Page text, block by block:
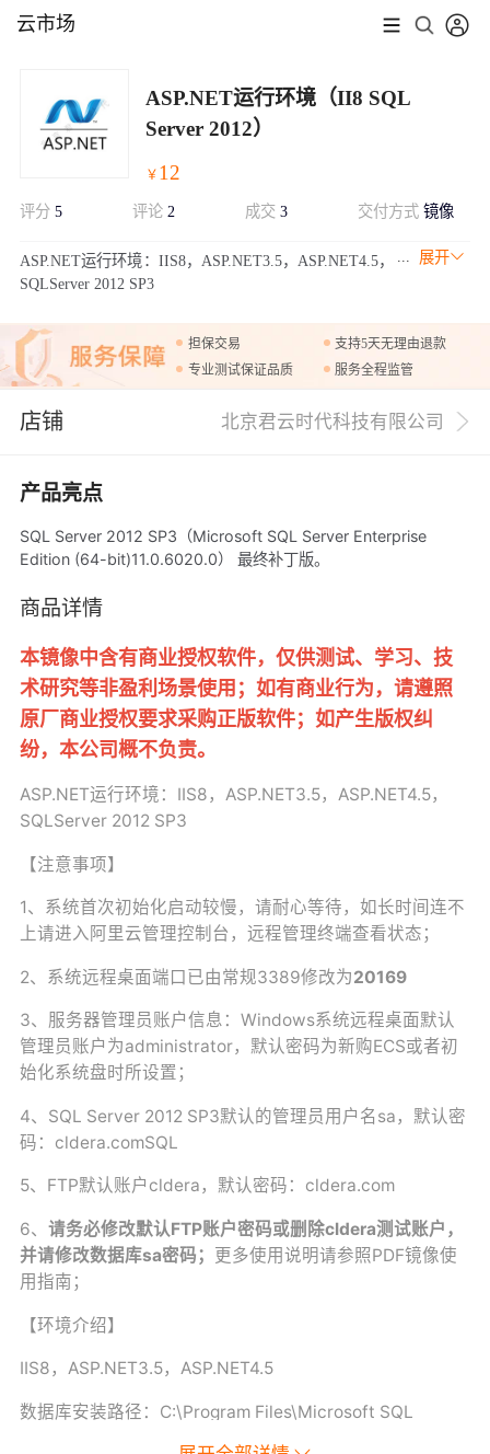
云市场
ASP.NET运行环境（II8 SQL
Server 2012）
￥ 12
评分 5 评论 2 成交 3 交付方式镜像
展开
ASP.NET运行环境：IIS8，ASP.NET3.5，ASP.NET4.5，
SQLServer 2012 SP3
担保交易
支持5天无理由退款
专业测试保证品质
服务全程监管
店铺 北京君云时代科技有限公司
产品亮点
SQL Server 2012 SP3（Microsoft SQL Server Enterprise
Edition (64-bit)11.0.6020.0） 最终补丁版。
商品详情
本镜像中含有商业授权软件，仅供测试、学习、技
术研究等非盈利场景使用；如有商业行为，请遵照
原厂商业授权要求采购正版软件；如产生版权纠
纷，本公司概不负责。
ASP.NET运行环境：IIS8，ASP.NET3.5，ASP.NET4.5，
SQLServer 2012 SP3
【注意事项】
1、系统首次初始化启动较慢，请耐心等待，如长时间连不
上请进入阿里云管理控制台，远程管理终端查看状态；
2、系统远程桌面端口已由常规3389修改为20169
3、 服务器管理员账户信息：Windows系统远程桌面默认
管理员账户为administrator，默认密码为新购ECS或者初
始化系统盘时所设置；
4、SQL Server 2012 SP3默认的管理员用户名sa，默认密
码：cldera.comSQL
5、FTP默认账户cldera，默认密码：cldera.com
6、 请务必修改默认FTP账户密码或删除cldera测试账户，
并请修改数据库sa密码； 更多使用说明请参照PDF镜像使
用指南；
【环境介绍】
IIS8，ASP.NET3.5，ASP.NET4.5
数据库安装路径：C:\Program Files\Microsoft SQL